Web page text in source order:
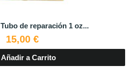
de reparación 1 oz...
15,00 €
Añadir a Carrito